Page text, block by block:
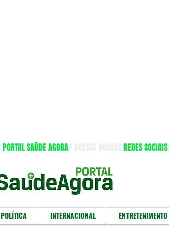
PORTAL SAÚDE AGORA? ACESSE NOSSAS REDES SOCIAIS!
POLÍTICA INTERNACIONAL ENTRETENIMENTO